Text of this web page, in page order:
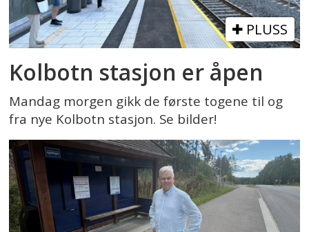
PLUSS
Kolbotn stasjon er åpen
Mandag morgen gikk de første togene til og
fra nye Kolbotn stasjon. Se bilder!